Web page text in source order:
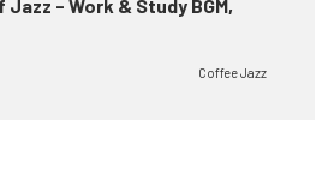
Jazz - Work & Study BGM,
Coffee Jazz